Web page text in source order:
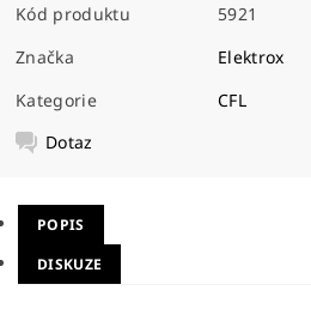
Kód produktu
5921
Značka
Elektrox
Kategorie
CFL
Dotaz
POPIS
DISKUZE